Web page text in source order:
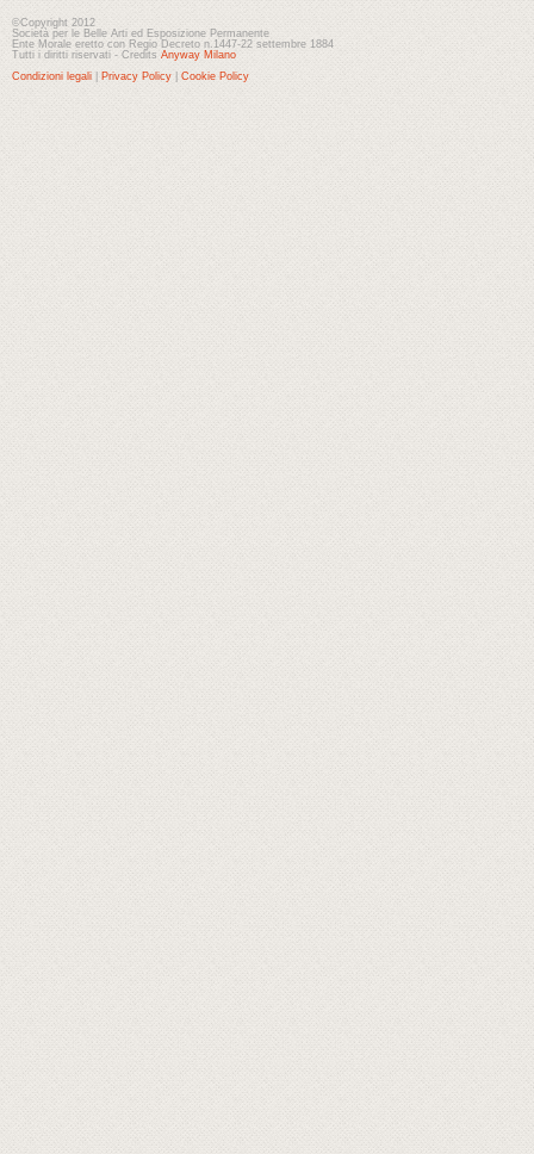
©Copyright 2012
Società per le Belle Arti ed Esposizione Permanente
Ente Morale eretto con Regio Decreto n.1447-22 settembre 1884
Tutti i diritti riservati - Credits Anyway Milano
Condizioni legali
Privacy Policy Cookie Policy